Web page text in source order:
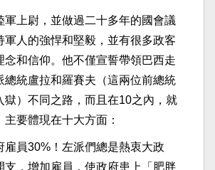
軍上尉，並做過二十多年的國會議
軍人的強悍和堅毅，並有很多政客
念和信仰。他不僅宣誓帶領巴西走
總統盧拉和羅賽夫（這兩位前總統
獄）不同之路，而且在10之內，就
要體現在十大方面：
雇員30%！左派們總是熱衷大政
支，增加雇員，使政府患上「肥胖